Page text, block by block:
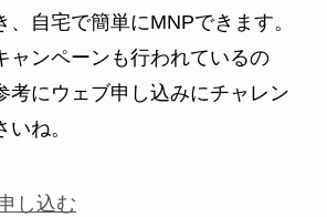
、自宅で簡単にMNPできます。
ャンペーンも行われているの
考にウェブ申し込みにチャレン
ね。
し込む